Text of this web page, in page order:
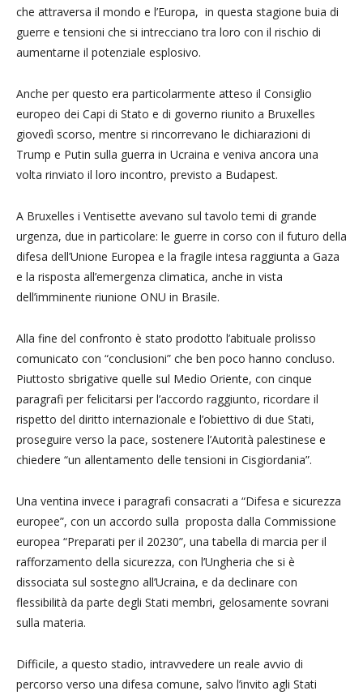
che attraversa il mondo e l’Europa, in questa stagione buia di
guerre e tensioni che si intrecciano tra loro con il rischio di
aumentarne il potenziale esplosivo.
Anche per questo era particolarmente atteso il Consiglio
europeo dei Capi di Stato e di governo riunito a Bruxelles
giovedì scorso, mentre si rincorrevano le dichiarazioni di
Trump e Putin sulla guerra in Ucraina e veniva ancora una
volta rinviato il loro incontro, previsto a Budapest.
A Bruxelles i Ventisette avevano sul tavolo temi di grande
urgenza, due in particolare: le guerre in corso con il futuro della
difesa dell’Unione Europea e la fragile intesa raggiunta a Gaza
e la risposta all’emergenza climatica, anche in vista
dell’imminente riunione ONU in Brasile.
Alla fine del confronto è stato prodotto l’abituale prolisso
comunicato con “conclusioni” che ben poco hanno concluso.
Piuttosto sbrigative quelle sul Medio Oriente, con cinque
paragrafi per felicitarsi per l’accordo raggiunto, ricordare il
rispetto del diritto internazionale e l’obiettivo di due Stati,
proseguire verso la pace, sostenere l’Autorità palestinese e
chiedere “un allentamento delle tensioni in Cisgiordania”.
Una ventina invece i paragrafi consacrati a “Difesa e sicurezza
europee”, con un accordo sulla proposta dalla Commissione
europea “Preparati per il 20230”, una tabella di marcia per il
rafforzamento della sicurezza, con l’Ungheria che si è
dissociata sul sostegno all’Ucraina, e da declinare con
flessibilità da parte degli Stati membri, gelosamente sovrani
sulla materia.
Difficile, a questo stadio, intravvedere un reale avvio di
percorso verso una difesa comune, salvo l’invito agli Stati